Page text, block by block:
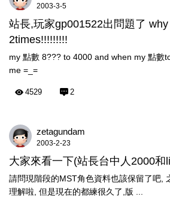
2003-3-5
站長,玩家gp001522出問題了
2times!!!!!!!!!
my 點數 8??? to 4000 and when my 點數
me =_=
4529 2
zetagundam
2003-2-23
大家來看一下(站長台中人2000和
請問現階段的MST角色資料也該保留了吧,
理解啦, 但是現在的都練很久了,版 ...